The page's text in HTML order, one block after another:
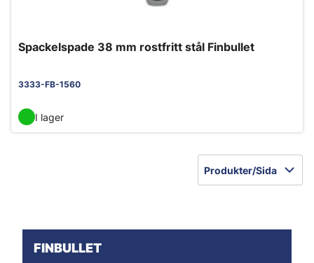
Spackelspade 38 mm rostfritt stål Finbullet
3333-FB-1560
I lager
Produkter/Sida
FINBULLET